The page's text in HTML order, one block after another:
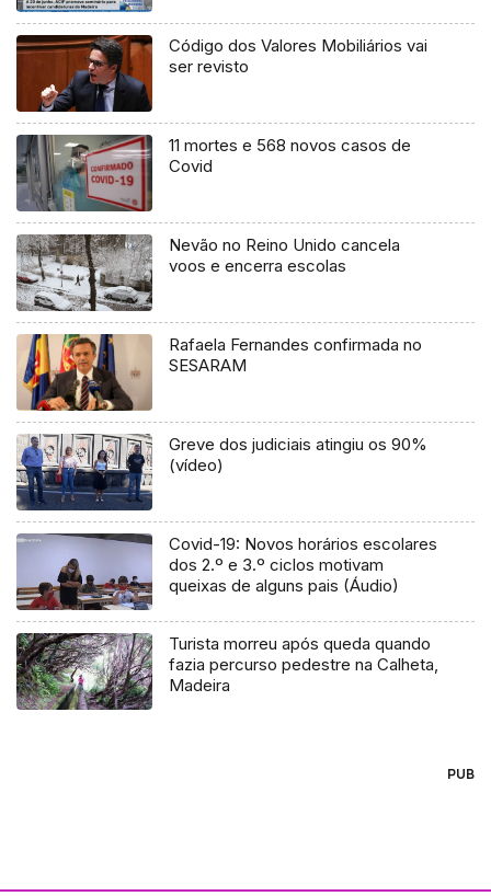
Código dos Valores Mobiliários vai
ser revisto
11 mortes e 568 novos casos de
Covid
Nevão no Reino Unido cancela
voos e encerra escolas
Rafaela Fernandes confirmada no
SESARAM
Greve dos judiciais atingiu os 90%
(vídeo)
Covid-19: Novos horários escolares
dos 2.º e 3.º ciclos motivam
queixas de alguns pais (Áudio)
Turista morreu após queda quando
fazia percurso pedestre na Calheta,
Madeira
PUB